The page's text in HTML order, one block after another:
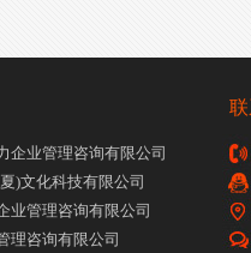
企业管理咨询有限公司
)文化科技有限公司
业管理咨询有限公司
理咨询有限公司